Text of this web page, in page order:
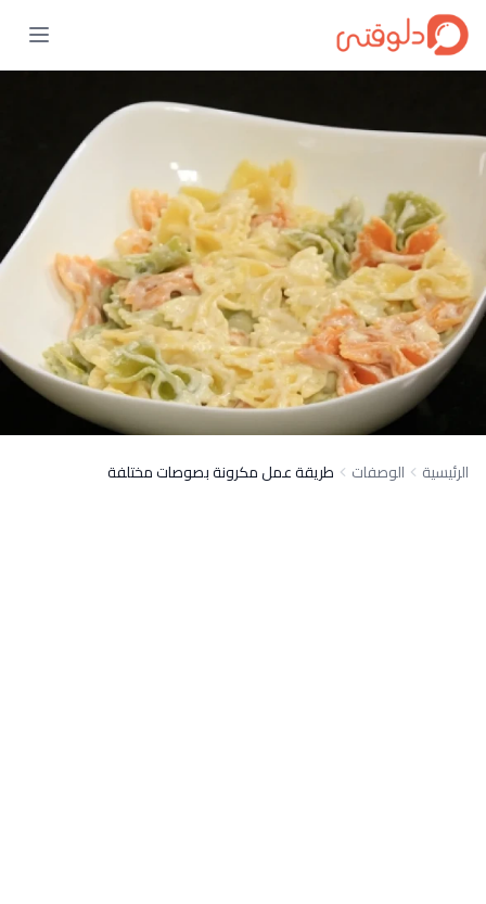
الرئيسية الوصفات طريقة عمل مكرونة بصوصات مختلفة